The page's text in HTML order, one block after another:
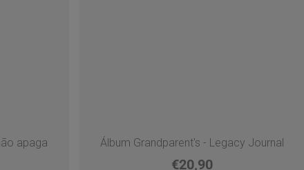
apaga Álbum Grandparent's - Legacy Journal
€20,90